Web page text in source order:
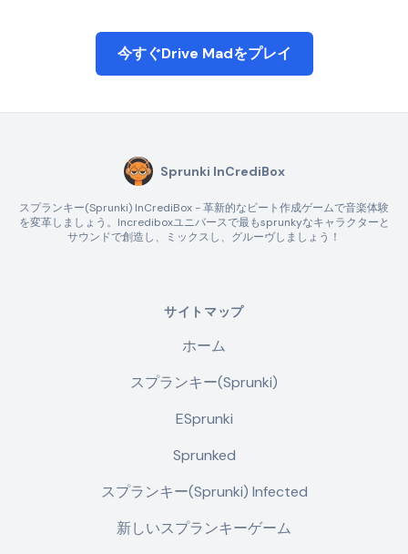
今すぐDrive Madをプレイ
Sprunki InCrediBox
スプランキー(Sprunki) InCrediBox - 革新的なビート作成ゲームで音楽体験
を変革しましょう。Incrediboxユニバースで最もsprunkyなキャラクターと
サウンドで創造し、ミックスし、グルーヴしましょう！
サイトマップ
ホーム
スプランキー(Sprunki)
ESprunki
Sprunked
スプランキー(Sprunki) Infected
新しいスプランキーゲーム